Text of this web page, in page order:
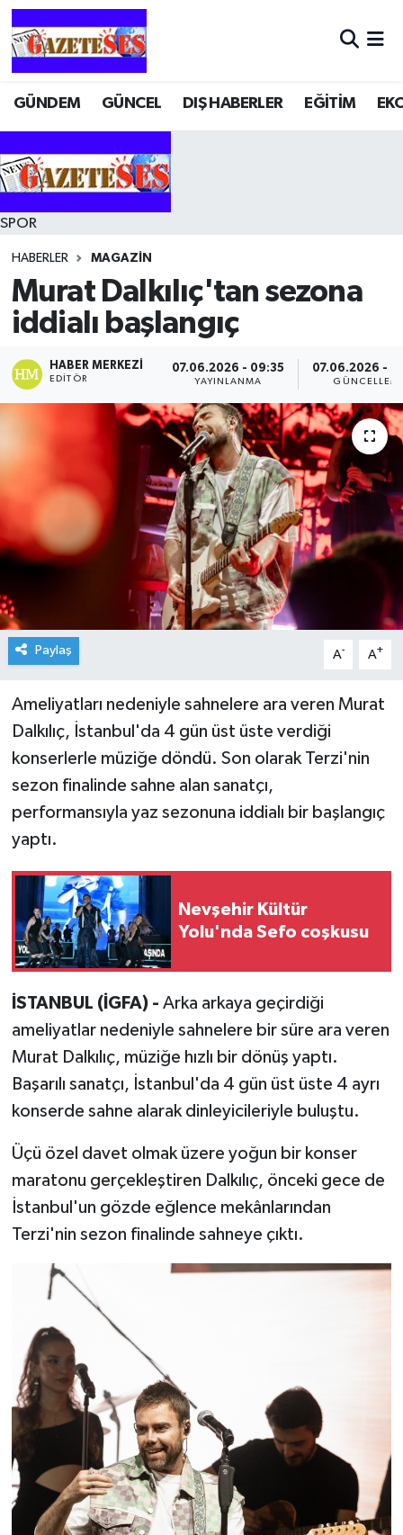
GÜNDEM GÜNCEL DIŞ HABERLER EĞİTİM
SPOR
HABERLER MAGAZİN
Murat Dalkılıç'tan sezona
iddialı başlangıç
HABER MERKEZI
EDITÖR
07.06.2026 - 09:35
YAYINLANMA
07.06.2026 -
Paylaş A- A+
Ameliyatları nedeniyle sahnelere ara veren Murat
Dalkılıç, İstanbul'da 4 gün üst üste verdiği
konserlerle müziğe döndü. Son olarak Terzi'nin
sezon finalinde sahne alan sanatçı,
performansıyla yaz sezonuna iddialı bir başlangıç
yaptı.
Nevşehir Kültür
Yolu'nda Sefo coşkusu
İSTANBUL (İGFA) - Arka arkaya geçirdiği
ameliyatlar nedeniyle sahnelere bir süre ara veren
Murat Dalkılıç, müziğe hızlı bir dönüş yaptı.
Başarılı sanatçı, İstanbul'da 4 gün üst üste 4 ayrı
konserde sahne alarak dinleyicileriyle buluştu.
Üçü özel davet olmak üzere yoğun bir konser
maratonu gerçekleştiren Dalkılıç, önceki gece de
İstanbul'un gözde eğlence mekânlarından
Terzi'nin sezon finalinde sahneye çıktı.